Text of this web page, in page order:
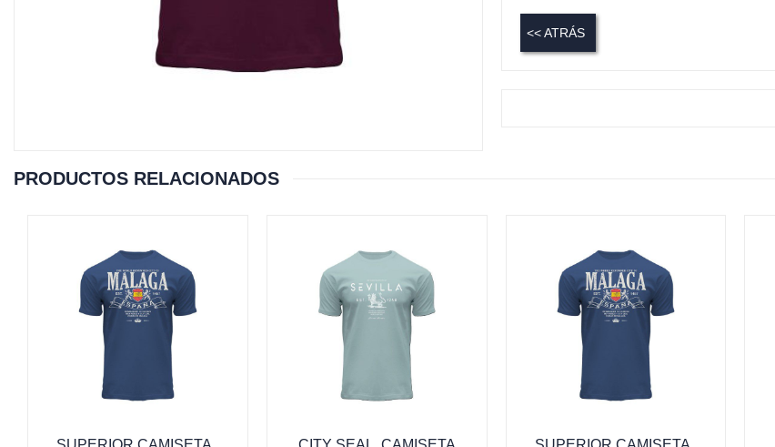
<< ATRÁS
PRODUCTOS RELACIONADOS